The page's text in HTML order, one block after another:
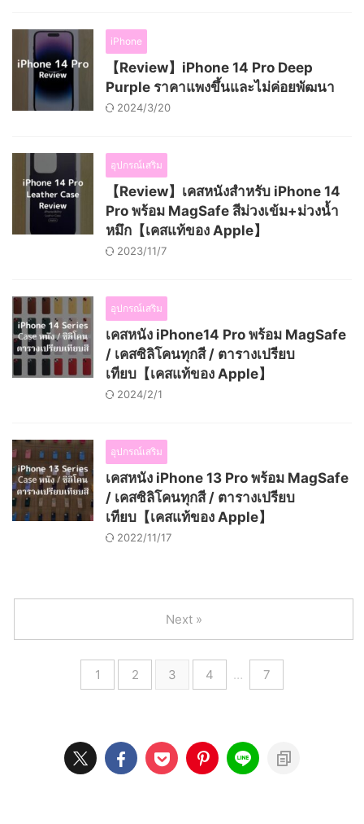
iPhone
【Review】iPhone 14 Pro Deep
Purple ราคาแพงขึ้นและไม่ค่อยพัฒนา
2024/3/20
อุปกรณ์เสริม
【Review】เคสหนังสำหรับ iPhone 14
Pro พร้อม MagSafe สีม่วงเข้ม+ม่วงน้ำ
หมึก【เคสแท้ของ Apple】
2023/11/7
อุปกรณ์เสริม
เคสหนัง iPhone14 Pro พร้อม MagSafe
/ เคสซิลิโคนทุกสี / ตารางเปรียบ
เทียบ【เคสแท้ของ Apple】
2024/2/1
อุปกรณ์เสริม
เคสหนัง iPhone 13 Pro พร้อม MagSafe
/ เคสซิลิโคนทุกสี / ตารางเปรียบ
เทียบ【เคสแท้ของ Apple】
2022/11/17
1 2 3 4 … 7
Next »